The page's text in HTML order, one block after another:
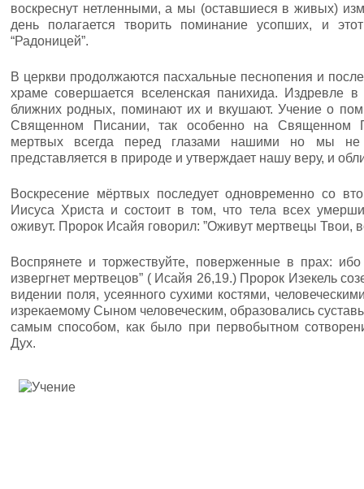
воскреснут нетленными, а мы (оставшиеся в живых)
день полагается творить поминание усопших, и
“Радоницей”.
В церкви продолжаются пасхальные песнопения и
храме совершается вселенская панихида. Издревле
ближних родных, поминают их и вкушают. Учение о
Священном Писании, так особенно на Священном
мертвых всегда перед глазами нашими но мы
представляется в природе и утверждает нашу веру, и
Воскресение мёртвых последует одновременно со
Иисуса Христа и состоит в том, что тела всех
оживут. Пророк Исайя говорил: ”Оживут мертвецы Твои,
Воспрянете и торжествуйте, поверженные в прах:
извергнет мертвецов” ( Исайя 26,19.) Пророк Изекель
видении поля, усеянного сухими костями,
изрекаемому Сыном человеческим, образовались
самым способом, как было при первобытном
Дух.